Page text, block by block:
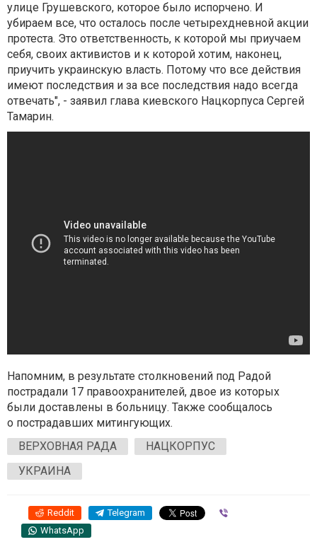
улице Грушевского, которое было испорчено. И
убираем все, что осталось после четырехдневной акции
протеста. Это ответственность, к которой мы приучаем
себя, своих активистов и к которой хотим, наконец,
приучить украинскую власть. Потому что все действия
имеют последствия и за все последствия надо всегда
отвечать", - заявил глава киевского Нацкорпуса Сергей
Тамарин.
Напомним, в результате столкновений под Радой
пострадали 17 правоохранителей, двое из которых
были доставлены в больницу. Также сообщалось
о пострадавших митингующих.
ВЕРХОВНАЯ РАДА
НАЦКОРПУС
УКРАИНА
Reddit Telegram
WhatsApp